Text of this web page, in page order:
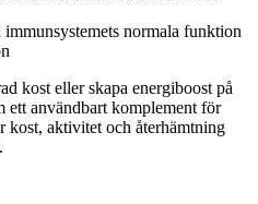
normala funktion
kost eller skapa energiboost på
ett användbart komplement för
kost, aktivitet och återhämtning